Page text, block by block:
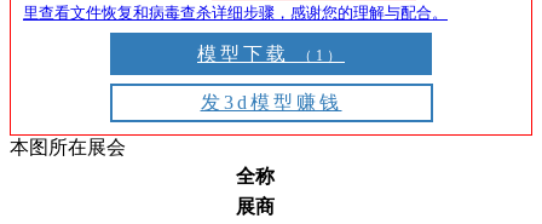
里查看文件恢复和病毒查杀详细步骤，感谢您的理解与配合。
模型下载 （1）
发3d模型赚钱
本图所在展会
全称
展商